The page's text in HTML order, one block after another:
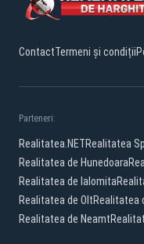
ContactTermeni și condiții
Parteneri:
Realitatea.NETRealitatea
Realitatea de Hunedoara
Realitatea de Ialomita
Realitatea de OltRealitatea
Realitatea de Neamt